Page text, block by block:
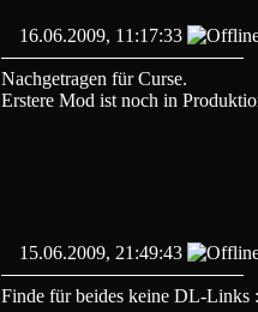
16.06.2009, 11:17:33
Nachgetragen für Curse.
Erstere Mod ist noch in
15.06.2009, 21:49:43
Finde für beides keine DL-Links